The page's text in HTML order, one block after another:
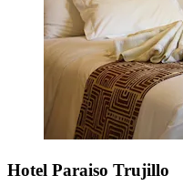
Hotel Paraiso Trujillo